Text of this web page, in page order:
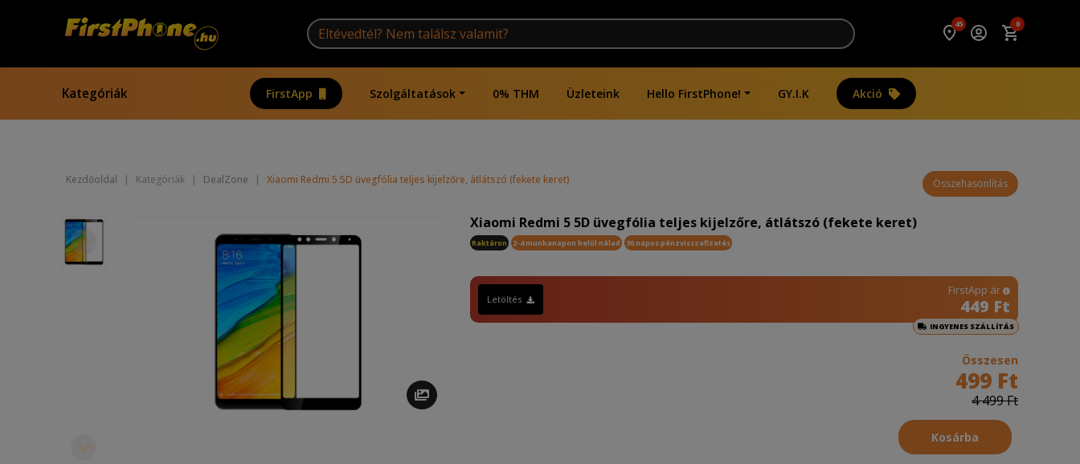
45 0
Kategóriák FirstApp Szolgáltatások 0% THM Üzleteink Hello FirstPhone! GY.I.K Akció
Kezdőoldal | Kategóriák | DealZone | Xiaomi Redmi 5 5D üvegfólia teljes kijelzőre, átlátszó (fekete keret) Összehasonlítás
Xiaomi Redmi 5 5D üvegfólia teljes kijelzőre, átlátszó (fekete keret)
Raktáron 2-4 munkanapon belül nálad 30 napos pénzvisszafizetés
Letöltés
FirstApp ár
449 Ft
INGYENES SZÁLLÍTÁS
Összesen
499 Ft
4 499 Ft
Kosárba